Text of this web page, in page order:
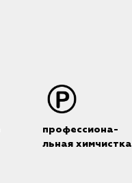
профессиона-
льная химчистка